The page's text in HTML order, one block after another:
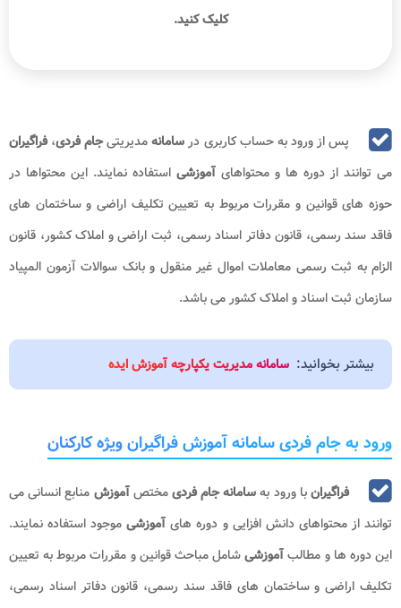
کلیک کنید.
پس از ورود به حساب کاربری درسامانهمدیریتیجام فردی،فراگیران
می توانند از دوره ها و محتواهای آموزشی استفاده نمایند. این محتواها در
حوزه های قوانین و مقررات مربوط به تعیین تکلیف اراضی و ساختمان های
فاقد سند رسمی، قانون دفاتر اسناد رسمی، ثبت اراضی و املاک کشور، قانون
الزام به ثبت رسمی معاملات اموال غیر منقول و بانک سوالات آزمون المپیاد
سازمان ثبت اسناد و املاک کشور می باشد.
بیشتر بخوانید: سامانه مدیریت یکپارچه آموزش ایده
ورود به جام فردی سامانه آموزش فراگیران ویژه کارکنان
فراگیرانبا ورود بهسامانه جام فردیمختصآموزش منابع انسانی می
توانند از محتواهای دانش افزایی و دوره های آموزشی موجود استفاده نمایند.
این دوره ها و مطالبآموزشیشامل مباحث قوانین و مقررات مربوط به تعیین
تکلیف اراضی و ساختمان های فاقد سند رسمی، قانون دفاتر اسناد رسمی،